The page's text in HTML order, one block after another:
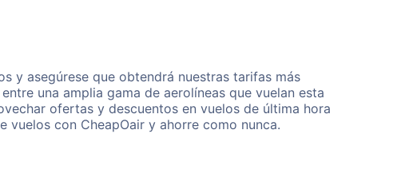
y asegúrese que obtendrá nuestras tarifas más
una amplia gama de aerolíneas que vuelan esta
ofertas y descuentos en vuelos de última hora
vuelos con CheapOair y ahorre como nunca.